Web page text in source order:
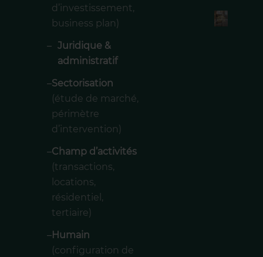
d’investissement,
business plan)
– Juridique &
administratif
–Sectorisation
(étude de marché,
périmètre
d’intervention)
–Champ d’activités
(transactions,
locations,
résidentiel,
tertiaire)
–Humain
(configuration de